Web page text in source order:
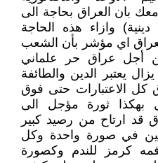
بان العراق بحاجة الى
وازاء هذه الحاجة
العراق اي مؤشر بأن الشعب
أجل عراق حر علماني
يعتبر الدين والطائفة
كل الاعتبارات حتى فوق
بهكذا ثورة مؤجل الى
قد ارتاح من رصيد كبير
في صورة واحدة وكل
كرمز للندم وكصورة